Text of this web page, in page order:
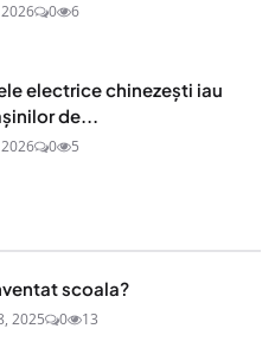
2026 0 6
electrice chinezești iau
de...
2026 0 5
scoala?
2025 0 13